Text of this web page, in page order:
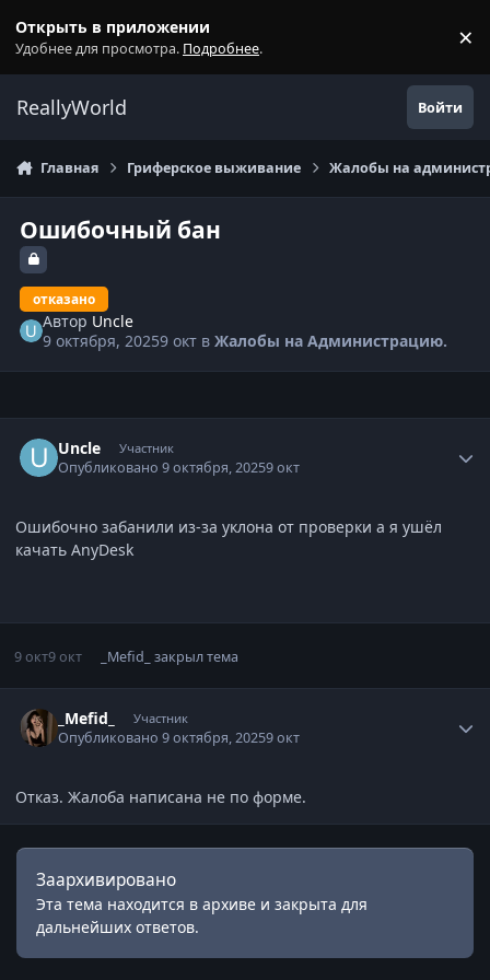
Открыть в приложении
Удобнее для просмотра. Подробнее. ×
ReallyWorld Войти
Главная Гриферское выживание Жалобы на
Ошибочный бан
отказано
Автор Uncle
9 октября, 20259 окт вЖалобы на Администрацию.
Uncle Участник
Опубликовано9 октября, 20259 окт
Ошибочно забанили из-за уклона от проверки а я ушёл
качать AnyDesk
9 окт9 окт _Mefid_ закрыл тема
_Mefid_ Участник
Опубликовано9 октября, 20259 окт
Отказ. Жалоба написана не по форме.
Заархивировано
Эта тема находится в архиве и закрыта для
дальнейших ответов.